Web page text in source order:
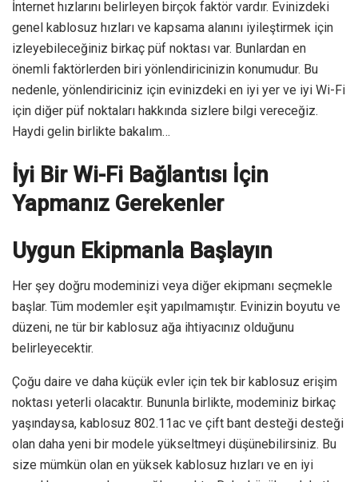
İnternet hızlarını belirleyen birçok faktör vardır. Evinizdeki
genel kablosuz hızları ve kapsama alanını iyileştirmek için
izleyebileceğiniz birkaç püf noktası var. Bunlardan en
önemli faktörlerden biri yönlendiricinizin konumudur. Bu
nedenle, yönlendiriciniz için evinizdeki en iyi yer ve iyi Wi-Fi
için diğer püf noktaları hakkında sizlere bilgi vereceğiz.
Haydi gelin birlikte bakalım…
İyi Bir Wi-Fi Bağlantısı İçin
Yapmanız Gerekenler
Uygun Ekipmanla Başlayın
Her şey doğru modeminizi veya diğer ekipmanı seçmekle
başlar. Tüm modemler eşit yapılmamıştır. Evinizin boyutu ve
düzeni, ne tür bir kablosuz ağa ihtiyacınız olduğunu
belirleyecektir.
Çoğu daire ve daha küçük evler için tek bir kablosuz erişim
noktası yeterli olacaktır. Bununla birlikte, modeminiz birkaç
yaşındaysa, kablosuz 802.11ac ve çift bant desteği desteği
olan daha yeni bir modele yükseltmeyi düşünebilirsiniz. Bu
size mümkün olan en yüksek kablosuz hızları ve en iyi